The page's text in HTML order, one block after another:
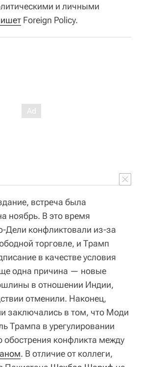
и личными
Foreign Policy.
встреча была
ноябрь. В это время
Дели конфликтовали из-за
торговле, и Трамп
в качестве условия
одна причина — новые
в отношении Индии,
отменили. Наконец,
заключались в том, что Моди
Трампа в урегулировании
обострения конфликта между
. В отличие от коллеги,